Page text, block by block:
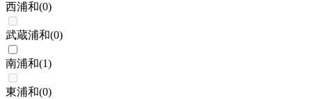
西浦和(0)
武蔵浦和(0)
南浦和(1)
東浦和(0)